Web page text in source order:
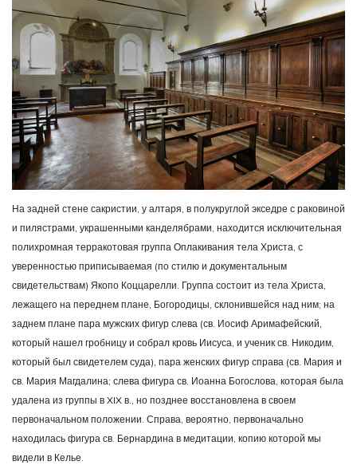
На задней стене сакристии, у алтаря, в полукруглой экседре с раковиной
и пилястрами, украшенными канделябрами, находится исключительная
полихромная терракотовая группа Оплакивания тела Христа, с
уверенностью приписываемая (по стилю и документальным
свидетельствам) Якопо Коццарелли. Группа состоит из тела Христа,
лежащего на переднем плане, Богородицы, склонившейся над ним; на
заднем плане пара мужских фигур слева (св. Иосиф Аримафейский,
который нашел гробницу и собрал кровь Иисуса, и ученик св. Никодим,
который был свидетелем суда), пара женских фигур справа (св. Мария и
св. Мария Магдалина; слева фигура св. Иоанна Богослова, которая была
удалена из группы в XIX в., но позднее восстановлена в своем
первоначальном положении. Справа, вероятно, первоначально
находилась фигура св. Бернардина в медитации, копию которой мы
видели в Келье.